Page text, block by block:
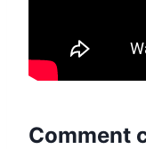
Comment